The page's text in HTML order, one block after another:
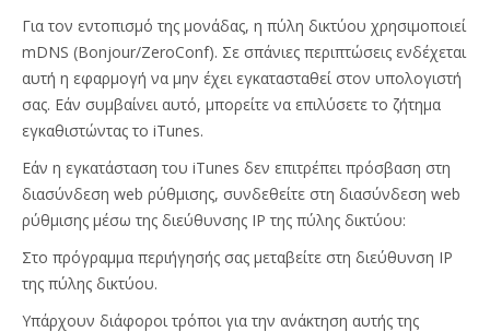
Για τον εντοπισμό της μονάδας, η πύλη δικτύου χρησιμοποιεί
mDNS (Bonjour/ZeroConf). Σε σπάνιες περιπτώσεις ενδέχεται
αυτή η εφαρμογή να μην έχει εγκατασταθεί στον υπολογιστή
σας. Εάν συμβαίνει αυτό, μπορείτε να επιλύσετε το ζήτημα
εγκαθιστώντας το iTunes.
Εάν η εγκατάσταση του iTunes δεν επιτρέπει πρόσβαση στη
διασύνδεση web ρύθμισης, συνδεθείτε στη διασύνδεση web
ρύθμισης μέσω της διεύθυνσης ΙΡ της πύλης δικτύου:
Στο πρόγραμμα περιήγησής σας μεταβείτε στη διεύθυνση ΙΡ
της πύλης δικτύου.
Υπάρχουν διάφοροι τρόποι για την ανάκτηση αυτής της